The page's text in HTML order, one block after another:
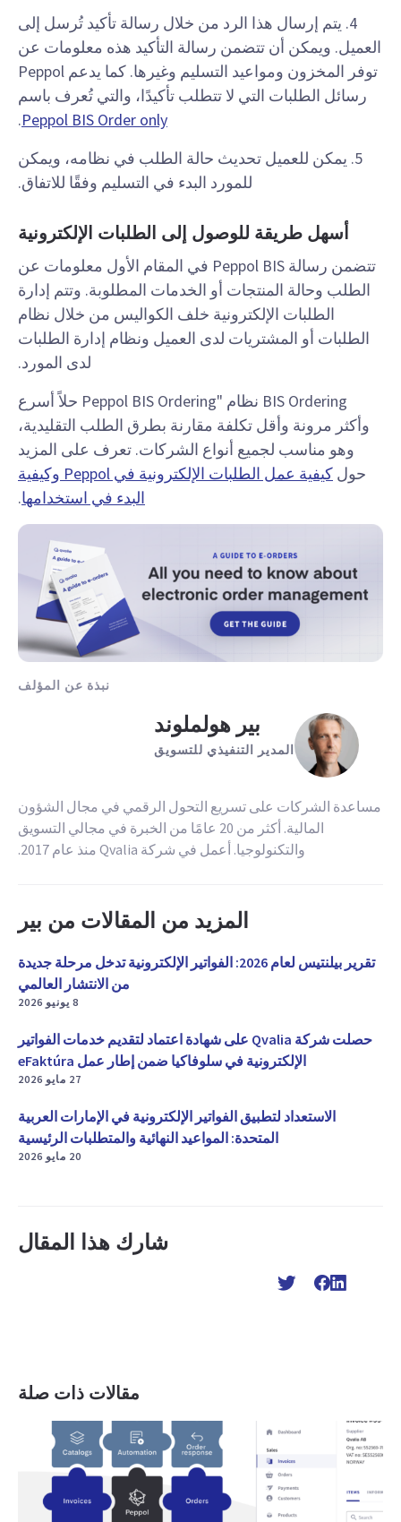
4. يتم إرسال هذا الرد من خلال رسالة تأكيد تُرسل إلى
العميل. ويمكن أن تتضمن رسالة التأكيد هذه معلومات عن
توفر المخزون ومواعيد التسليم وغيرها. كما يدعم Peppol
رسائل الطلبات التي لا تتطلب تأكيدًا، والتي تُعرف باسم
Peppol BIS Order only
.
5. يمكن للعميل تحديث حالة الطلب في نظامه، ويمكن
للمورد البدء في التسليم وفقًا للاتفاق.
أسهل طريقة للوصول إلى الطلبات الإلكترونية
تتضمن رسالة Peppol BIS في المقام الأول معلومات عن
الطلب وحالة المنتجات أو الخدمات المطلوبة. وتتم إدارة
الطلبات الإلكترونية خلف الكواليس من خلال نظام
الطلبات أو المشتريات لدى العميل ونظام إدارة الطلبات
لدى المورد.
BIS Ordering نظام "Peppol BIS Ordering حلاً أسرع
وأكثر مرونة وأقل تكلفة مقارنة بطرق الطلب التقليدية،
وهو مناسب لجميع أنواع الشركات. تعرف على المزيد
حول
كيفية عمل الطلبات الإلكترونية في Peppol وكيفية
البدء في استخدامها.
نبذة عن المؤلف
بير هولملوند
المدير التنفيذي للتسويق
مساعدة الشركات على تسريع التحول الرقمي في مجال الشؤون
المالية. أكثر من 20 عامًا من الخبرة في مجالي التسويق
والتكنولوجيا. أعمل في شركة Qvalia منذ عام 2017.
المزيد من المقالات من بير
تقرير بيلنتيس لعام 2026: الفواتير الإلكترونية تدخل مرحلة جديدة
من الانتشار العالمي
8 يونيو 2026
حصلت شركة Qvalia على شهادة اعتماد لتقديم خدمات الفواتير
الإلكترونية في سلوفاكيا ضمن إطار عمل eFaktúra
27 مايو 2026
الاستعداد لتطبيق الفواتير الإلكترونية في الإمارات العربية
المتحدة: المواعيد النهائية والمتطلبات الرئيسية
20 مايو 2026
شارك هذا المقال
مقالات ذات صلة